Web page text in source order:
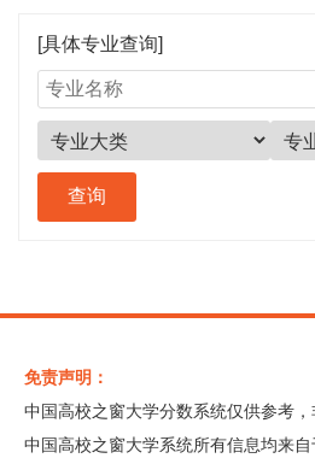
[具体专业查询]
免责声明：
中国高校之窗大学分数系统仅供参考，
中国高校之窗大学系统所有信息均来